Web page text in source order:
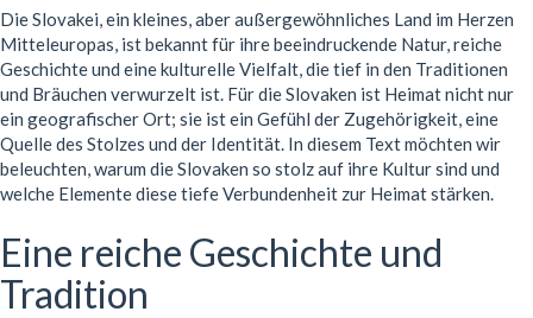
Die Slovakei, ein kleines, aber außergewöhnliches Land im Herzen
Mitteleuropas, ist bekannt für ihre beeindruckende Natur, reiche
Geschichte und eine kulturelle Vielfalt, die tief in den Traditionen
und Bräuchen verwurzelt ist. Für die Slovaken ist Heimat nicht nur
ein geografischer Ort; sie ist ein Gefühl der Zugehörigkeit, eine
Quelle des Stolzes und der Identität. In diesem Text möchten wir
beleuchten, warum die Slovaken so stolz auf ihre Kultur sind und
welche Elemente diese tiefe Verbundenheit zur Heimat stärken.
Eine reiche Geschichte und
Tradition